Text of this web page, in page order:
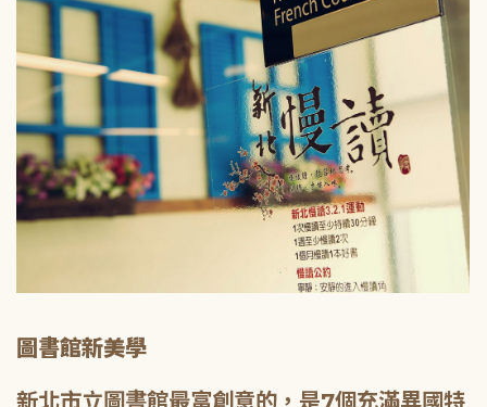
圖書館新美學
新北市立圖書館最富創意的，是7個充滿異國特